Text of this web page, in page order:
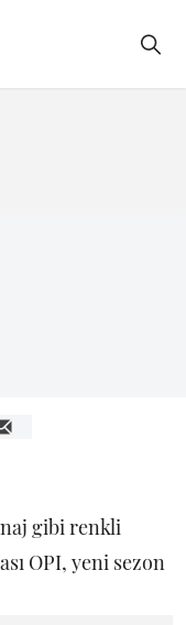
gibi renkli
OPI, yeni sezon